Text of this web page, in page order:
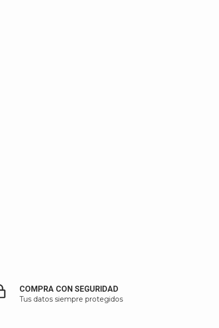
COMPRA CON SEGURIDAD
Tus datos siempre protegidos